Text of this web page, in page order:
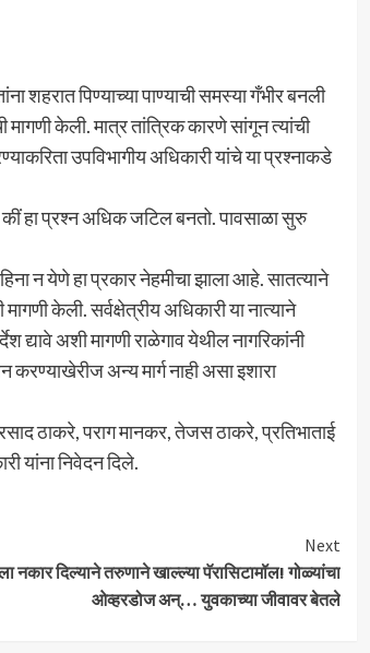
शहरात पिण्याच्या पाण्याची समस्या गँभीर बनली
केली. मात्र तांत्रिक कारणे सांगून त्यांची
उपविभागीय अधिकारी यांचे या प्रश्नाकडे
कीं हा प्रश्न अधिक जटिल बनतो. पावसाळा सुरु
न येणे हा प्रकार नेहमीचा झाला आहे. सातत्याने
केली. सर्वक्षेत्रीय अधिकारी या नात्याने
द्यावे अशी मागणी राळेगाव येथील नागरिकांनी
अन्य मार्ग नाही असा इशारा
ठाकरे, पराग मानकर, तेजस ठाकरे, प्रतिभाताई
यांना निवेदन दिले.
Next
नकार दिल्याने तरुणाने खाल्ल्या पॅरासिटामॉल! गोळ्यांचा
ओव्हरडोज अन्… युवकाच्या जीवावर बेतले